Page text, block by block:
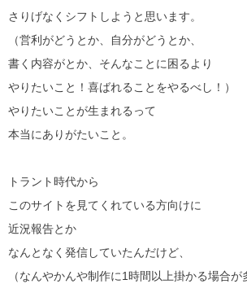
さりげなくシフトしようと思います。
（営利がどうとか、自分がどうとか、
書く内容がとか、そんなことに困るより
やりたいこと！喜ばれることをやるべし！）
やりたいことが生まれるって
本当にありがたいこと。
トラント時代から
このサイトを見てくれている方向けに
近況報告とか
なんとなく発信していたんだけど、
（なんやかんや制作に1時間以上掛かる場合が